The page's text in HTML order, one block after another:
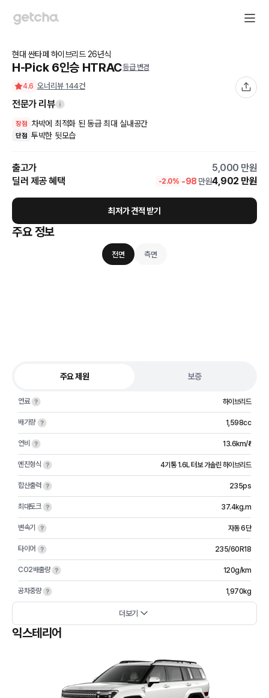
현대 싼타페 하이브리드 26년식
H-Pick 6인승 HTRAC등급 변경
4.6 오너리뷰 144건
전문가 리뷰
장점 차박에 최적화 된 동급 최대 실내공간
단점 투박한 뒷모습
출고가 5,000 만원
딜러 제공 혜택
-2.0% -98 만원4,902 만원
최저가 견적 받기
주요 정보
전면 측면
주요 제원 보증
연료 하이브리드
배기량 1,598cc
연비 13.6km/ℓ
엔진형식 4기통 1.6L 터보 가솔린 하이브리드
합산출력 235ps
최대토크 37.4kg.m
변속기 자동 6단
타이어 235/60R18
CO2배출량 120g/km
공차중량 1,970kg
더보기
익스테리어